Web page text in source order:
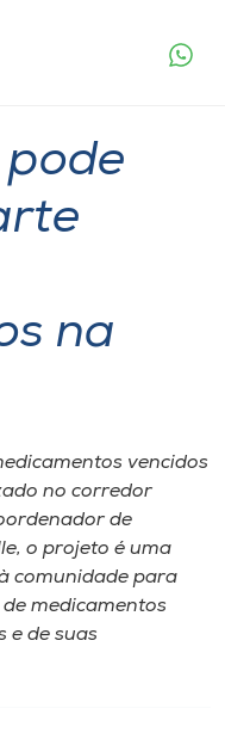
na
vencidos
no corredor
de
o projeto é uma
comunidade para
medicamentos
e de suas